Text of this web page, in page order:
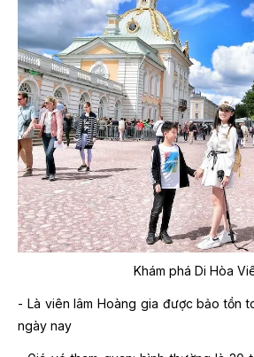
Khám phá Di Hòa
- Là viên lâm Hoàng gia được bảo tồn
ngày nay